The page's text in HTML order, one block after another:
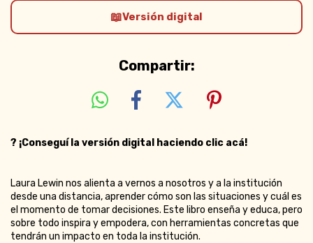
Versión digital
Compartir:
? ¡Conseguí la versión digital haciendo clic acá!
Laura Lewin nos alienta a vernos a nosotros y a la institución
desde una distancia, aprender cómo son las situaciones y cuál es
el momento de tomar decisiones. Este libro enseña y educa, pero
sobre todo inspira y empodera, con herramientas concretas que
tendrán un impacto en toda la institución.